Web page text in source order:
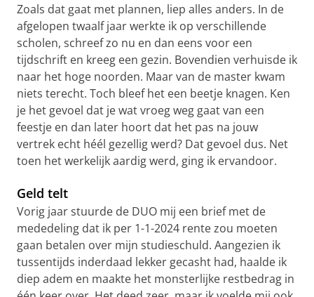
Zoals dat gaat met plannen, liep alles anders. In de
afgelopen twaalf jaar werkte ik op verschillende
scholen, schreef zo nu en dan eens voor een
tijdschrift en kreeg een gezin. Bovendien verhuisde ik
naar het hoge noorden. Maar van de master kwam
niets terecht. Toch bleef het een beetje knagen. Ken
je het gevoel dat je wat vroeg weg gaat van een
feestje en dan later hoort dat het pas na jouw
vertrek echt héél gezellig werd? Dat gevoel dus. Net
toen het werkelijk aardig werd, ging ik ervandoor.
Geld telt
Vorig jaar stuurde de DUO mij een brief met de
mededeling dat ik per 1-1-2024 rente zou moeten
gaan betalen over mijn studieschuld. Aangezien ik
tussentijds inderdaad lekker gecasht had, haalde ik
diep adem en maakte het monsterlijke restbedrag in